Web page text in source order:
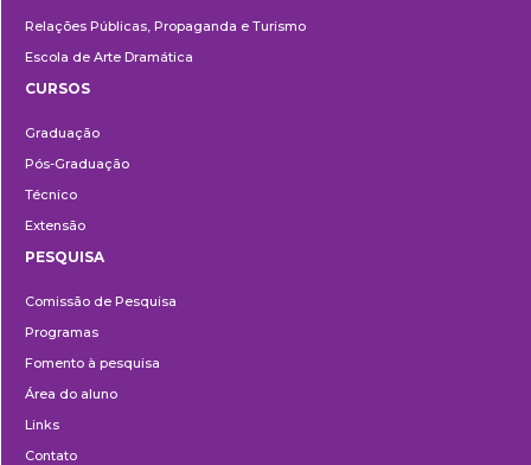
Relações Públicas, Propaganda e Turismo
Escola de Arte Dramática
CURSOS
Graduação
Pós-Graduação
Técnico
Extensão
PESQUISA
Comissão de Pesquisa
Programas
Fomento à pesquisa
Área do aluno
Links
Contato